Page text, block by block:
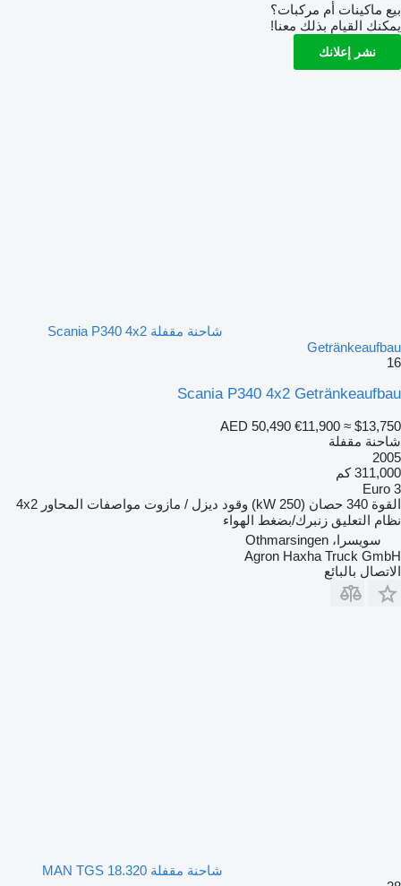
بيع ماكينات أم مركبات؟
يمكنك القيام بذلك معنا!
نشر إعلانك
شاحنة مقفلة Scania P340 4x2
Getränkeaufbau
16
Scania P340 4x2 Getränkeaufbau
AED 50,490 €11,900 ≈ $13,750
شاحنة مقفلة
2005
311,000 كم
Euro 3
القوة 340 حصان (250 kW) وقود ديزل / مازوت مواصفات المحاور 4x2
نظام التعليق زنبرك/بضغط الهواء
سويسرا، Othmarsingen
Agron Haxha Truck GmbH
الاتصال بالبائع
شاحنة مقفلة MAN TGS 18.320